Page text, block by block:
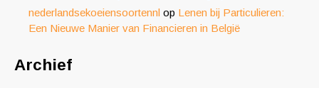
nederlandsekoeiensoortennl op Lenen bij Particulieren:
Een Nieuwe Manier van Financieren in België
Archief